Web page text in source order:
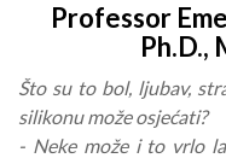
Professor
Ph.D.,
Što su to bol, ljubav,
silikonu može osjećati?
- Neke može i to vrlo